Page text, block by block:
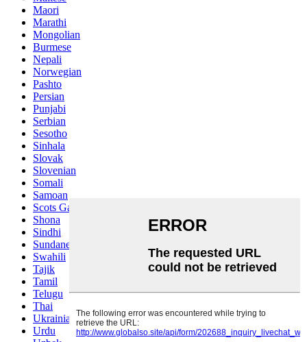
Maori
Marathi
Mongolian
Burmese
Nepali
Norwegian
Pashto
Persian
Punjabi
Serbian
Sesotho
Sinhala
Slovak
Slovenian
Somali
Samoan
Scots Gaelic
Shona
Sindhi
Sundanese
Swahili
Tajik
Tamil
Telugu
Thai
Ukrainian
Urdu